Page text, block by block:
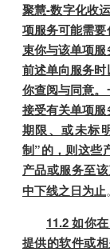
聚慧-数字化收
项服务可能需
束你与该单项
前述单向服务
你查阅与同意
接受有关单项
期限、或未标
制”的，则这些
产品或服务至
中下线之日为止。
11.2 如你
提供的软件或